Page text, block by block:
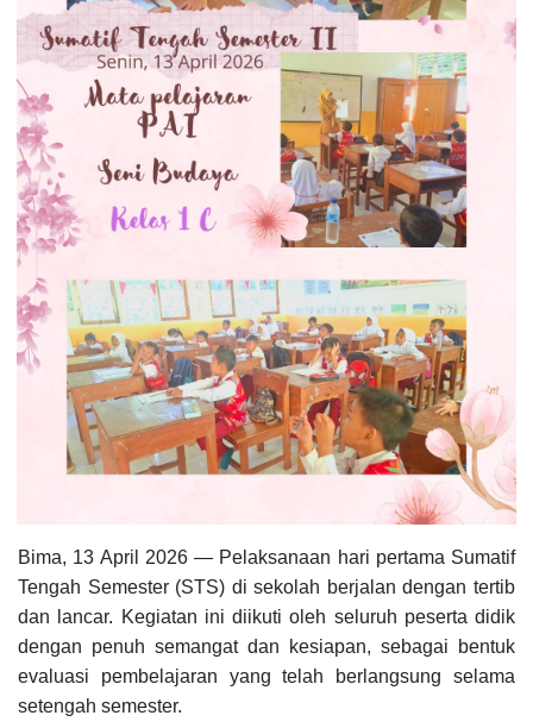
Bima, 13 April 2026 — Pelaksanaan hari pertama Sumatif
Tengah Semester (STS) di sekolah berjalan dengan tertib
dan lancar. Kegiatan ini diikuti oleh seluruh peserta didik
dengan penuh semangat dan kesiapan, sebagai bentuk
evaluasi pembelajaran yang telah berlangsung selama
setengah semester.